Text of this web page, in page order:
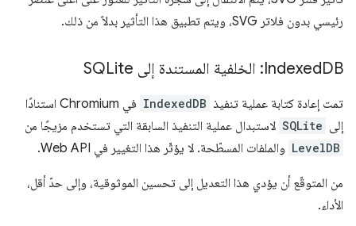
رئيسي بدون فلاتر SVG، ويتم تطبيق هذا التأثير بدلاً من ذلك.
‫IndexedDB: الخلفية المستندة إلى SQLite
تمت إعادة كتابة عملية تنفيذ IndexedDB
في Chromium استنادًا
إلى SQLite لاستبدال عملية التنفيذ السابقة التي تستخدم مزيجًا من
LevelDB والملفات المسطّحة. لا يؤثّر هذا التغيير في Web API.
من المتوقّع أن يؤدي هذا التعديل إلى تحسين الموثوقية، وإلى حدّ أقل،
الأداء.